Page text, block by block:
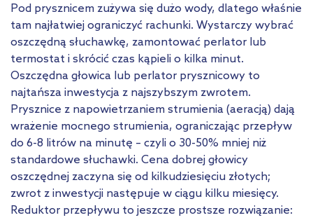
Pod prysznicem zużywa się dużo wody, dlatego właśnie
tam najłatwiej ograniczyć rachunki. Wystarczy wybrać
oszczędną słuchawkę, zamontować perlator lub
termostat i skrócić czas kąpieli o kilka minut.
Oszczędna głowica lub perlator prysznicowy to
najtańsza inwestycja z najszybszym zwrotem.
Prysznice z napowietrzaniem strumienia (aeracją) dają
wrażenie mocnego strumienia, ograniczając przepływ
do 6-8 litrów na minutę – czyli o 30-50% mniej niż
standardowe słuchawki. Cena dobrej głowicy
oszczędnej zaczyna się od kilkudziesięciu złotych;
zwrot z inwestycji następuje w ciągu kilku miesięcy.
Reduktor przepływu to jeszcze prostsze rozwiązanie: